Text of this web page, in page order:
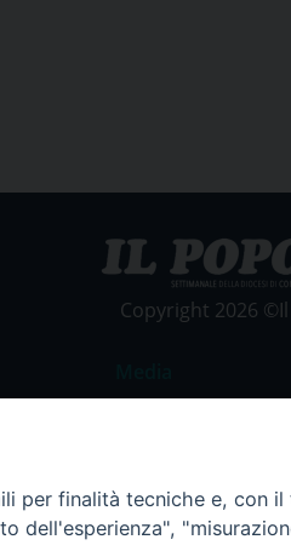
Copyright 2026
per finalità tecniche e, con
dell'esperienza",